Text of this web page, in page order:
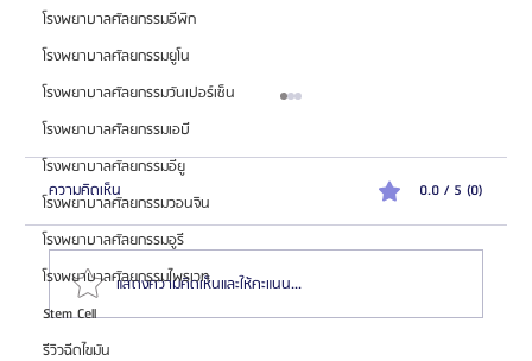
โรงพยาบาลศัลยกรรมอีพิก
โรงพยาบาลศัลยกรรมยูโน
โรงพยาบาลศัลยกรรมวันเปอร์เซ็น
โรงพยาบาลศัลยกรรมเอบี
โรงพยาบาลศัลยกรรมอียู
โรงพยาบาลศัลยกรรมวอนจิน
โรงพยาบาลศัลยกรรมอูรี
โรงพยาบาลศัลยกรรมไพรเวท
Stem Cell
รีวิวฉีดไขมัน
ความคิดเห็น 0.0 / 5 (0)
แสดงความคิดเห็นและให้คะแนน...